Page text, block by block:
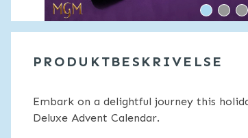
PRODUKTBESKRIVELSE
Embark on a delightful journey this
Deluxe Advent Calendar.